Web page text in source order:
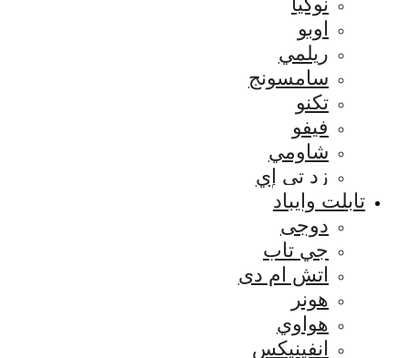
اوبو
ريلمي
سامسونج
تكنو
فيفو
شاومي
زد تي إي
تابلت وايباد
دوجى
جي تاب
اتش ام دى
هونر
هواوي
انفينيكس